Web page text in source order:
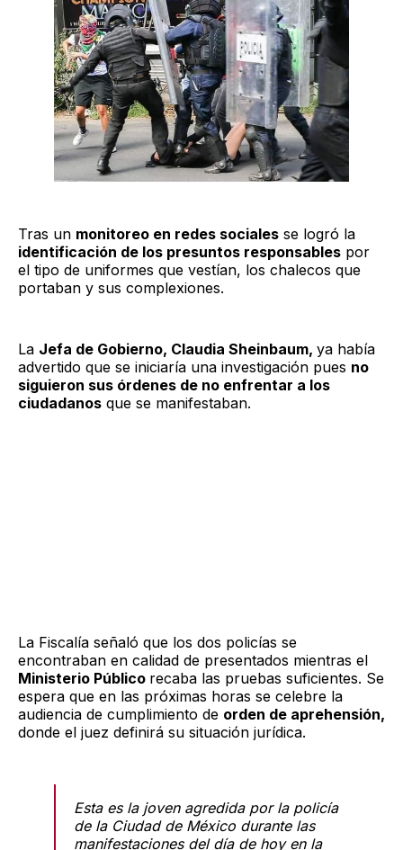
Tras un monitoreo en redes sociales se logró la
identificación de los presuntos responsables por
el tipo de uniformes que vestían, los chalecos que
portaban y sus complexiones.
La Jefa de Gobierno, Claudia Sheinbaum, ya había
advertido que se iniciaría una investigación pues no
siguieron sus órdenes de no enfrentar a los
ciudadanos que se manifestaban.
La Fiscalía señaló que los dos policías se
encontraban en calidad de presentados mientras el
Ministerio Público recaba las pruebas suficientes. Se
espera que en las próximas horas se celebre la
audiencia de cumplimiento de orden de aprehensión,
donde el juez definirá su situación jurídica.
Esta es la joven agredida por la policía
de la Ciudad de México durante las
manifestaciones del día de hoy en la